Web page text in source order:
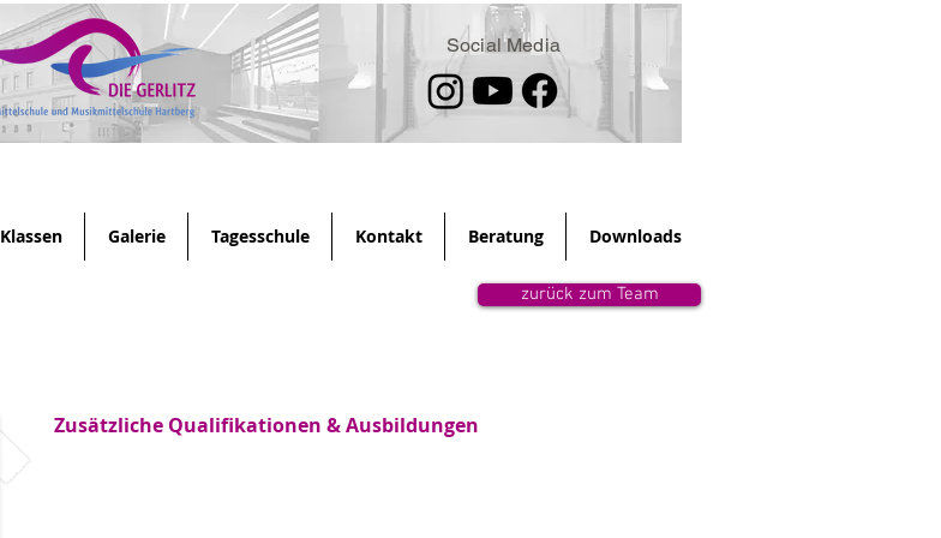
Social Media
zurück zum Team
Zusätzliche Qualifikationen & Ausbildungen
Klassen Galerie Tagesschule Kontakt Beratung Downloads